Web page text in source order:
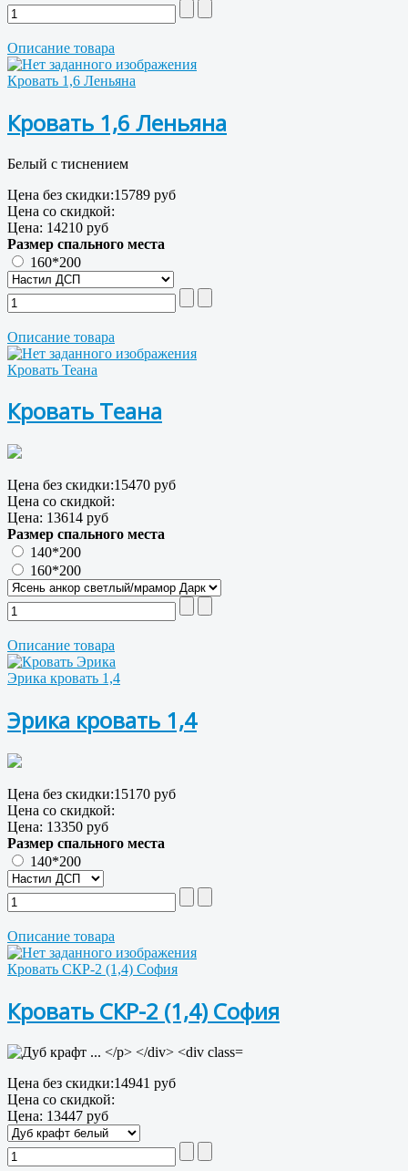
Описание товара
Кровать 1,6 Леньяна
Кровать 1,6 Леньяна
Белый с тиснением
Цена без скидки:15789 руб
Цена со скидкой:
Цена: 14210 руб
Размер спального места
160*200
Описание товара
Кровать Теана
Кровать Теана
Цена без скидки:15470 руб
Цена со скидкой:
Цена: 13614 руб
Размер спального места
140*200
160*200
Описание товара
Эрика кровать 1,4
Эрика кровать 1,4
Цена без скидки:15170 руб
Цена со скидкой:
Цена: 13350 руб
Размер спального места
140*200
Описание товара
Кровать СКР-2 (1,4) София
Кровать СКР-2 (1,4) София
Цена без скидки:14941 руб
Цена со скидкой:
Цена: 13447 руб